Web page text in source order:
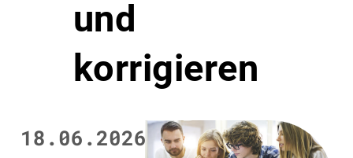
und
korrigieren
18.06.2026